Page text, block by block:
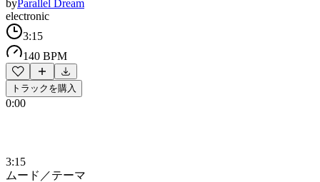
byParallel Dream
electronic
3:15
140 BPM
トラックを購入
0:00
3:15
ムード／テーマ